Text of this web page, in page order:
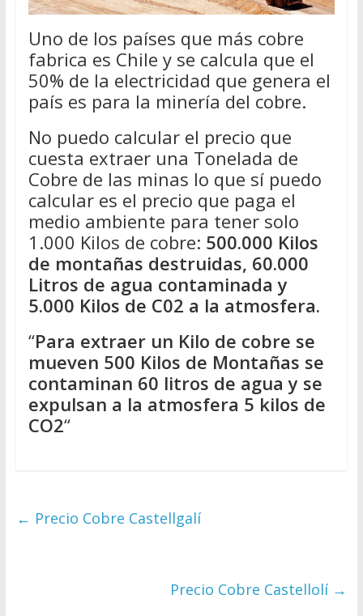
Uno de los países que más cobre
fabrica es Chile y se calcula que el
50% de la electricidad que genera el
país es para la minería del cobre.
No puedo calcular el precio que
cuesta extraer una Tonelada de
Cobre de las minas lo que sí puedo
calcular es el precio que paga el
medio ambiente para tener solo
1.000 Kilos de cobre: 500.000 Kilos
de montañas destruidas, 60.000
Litros de agua contaminada y
5.000 Kilos de C02 a la atmosfera.
“Para extraer un Kilo de cobre se
mueven 500 Kilos de Montañas se
contaminan 60 litros de agua y se
expulsan a la atmosfera 5 kilos de
CO2“
← Precio Cobre Castellgalí
Precio Cobre Castellolí →